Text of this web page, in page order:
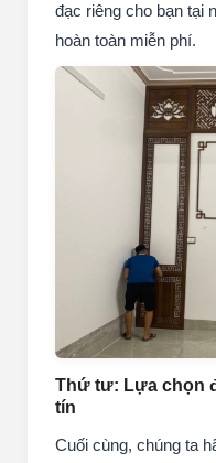
đạc riêng cho bạn tại
hoàn toàn miễn phí.
Thứ tư: Lựa chọn
tín
Cuối cùng, chúng ta